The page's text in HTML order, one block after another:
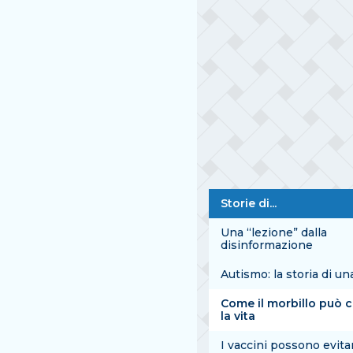
Storie di...
Una “lezione” dalla
disinformazione
Autismo: la storia di
Come il morbillo può
la vita
I vaccini possono